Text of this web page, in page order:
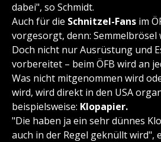
dabei", so Schmidt.
Auch für die Schnitzel-Fans im
vorgesorgt, denn: Semmelbrösel
Doch nicht nur Ausrüstung und
vorbereitet – beim ÖFB wird an
Was nicht mitgenommen wird
wird, wird direkt in den USA
beispielsweise: Klopapier.
"Die haben ja ein sehr dünnes
auch in der Regel geknüllt wird",